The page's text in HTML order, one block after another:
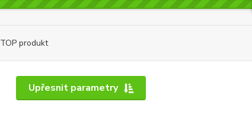
Upřesnit parametry
TOP produkt